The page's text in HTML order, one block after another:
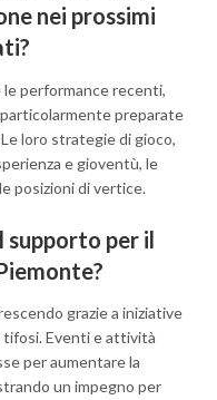
nei prossimi
performance recenti,
preparate
loro strategie di gioco,
e gioventù, le
posizioni di vertice.
supporto per il
grazie a iniziative
tifosi. Eventi e attività
per aumentare la
un impegno per